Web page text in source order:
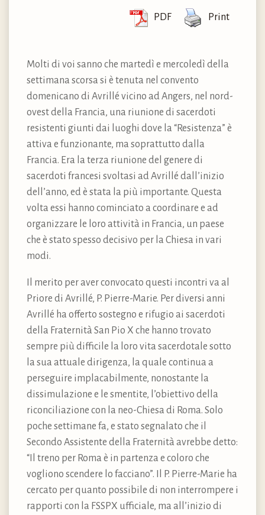
PDF Print
Molti di voi sanno che martedì e mercoledì della
settimana scorsa si è tenuta nel convento
domenicano di Avrillé vicino ad Angers, nel nord-
ovest della Francia, una riunione di sacerdoti
resistenti giunti dai luoghi dove la “Resistenza” è
attiva e funzionante, ma soprattutto dalla
Francia. Era la terza riunione del genere di
sacerdoti francesi svoltasi ad Avrillé dall’inizio
dell’anno, ed è stata la più importante. Questa
volta essi hanno cominciato a coordinare e ad
organizzare le loro attività in Francia, un paese
che è stato spesso decisivo per la Chiesa in vari
modi.
Il merito per aver convocato questi incontri va al
Priore di Avrillé, P. Pierre-Marie. Per diversi anni
Avrillé ha offerto sostegno e rifugio ai sacerdoti
della Fraternità San Pio X che hanno trovato
sempre più difficile la loro vita sacerdotale sotto
la sua attuale dirigenza, la quale continua a
perseguire implacabilmente, nonostante la
dissimulazione e le smentite, l’obiettivo della
riconciliazione con la neo-Chiesa di Roma. Solo
poche settimane fa, e stato segnalato che il
Secondo Assistente della Fraternità avrebbe detto:
“Il treno per Roma è in partenza e coloro che
vogliono scendere lo facciano”. Il P. Pierre-Marie ha
cercato per quanto possibile di non interrompere i
rapporti con la FSSPX ufficiale, ma all’inizio di